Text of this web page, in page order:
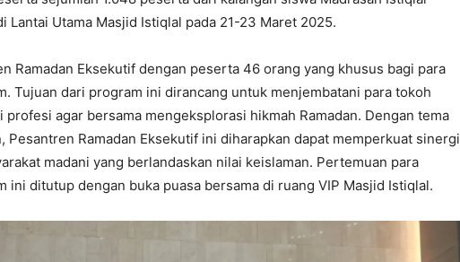
Lantai Utama Masjid Istiqlal pada 21-23 Maret 2025.
Ramadan Eksekutif dengan peserta 46 orang yang khusus bagi para
Tujuan dari program ini dirancang untuk menjembatani para tokoh
profesi agar bersama mengeksplorasi hikmah Ramadan. Dengan tema
Pesantren Ramadan Eksekutif ini diharapkan dapat memperkuat sinergi
madani yang berlandaskan nilai keislaman. Pertemuan para
ini ditutup dengan buka puasa bersama di ruang VIP Masjid Istiqlal.